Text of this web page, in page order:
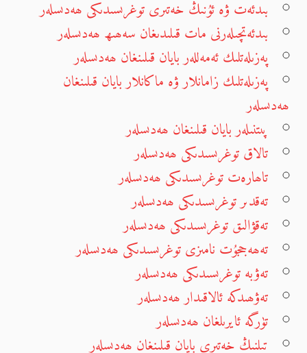
بىدئەت ۋە ئۇنىڭ خەتىرى توغرىسىدىكى ھەدىسلەر
بىدئەتچىلەرنى مات قىلىدىغان سەھىھ ھەدىسلەر
پەزىلەتلىك ئەمەللەر بايان قىلىنغان ھەدىسلەر
پەزىلەتلىك زامانلار ۋە ماكانلار بايان قىلىنغان
ھەدىسلەر
پىتنىلەر بايان قىلىنغان ھەدىسلەر
تالاق توغرىسىدىكى ھەدىسلەر
تاھارەت توغرىسىدىكى ھەدىسلەر
تەقدىر توغرىسىدىكى ھەدىسلەر
تەقۋالىق توغرىسىدىكى ھەدىسلەر
تەھەججۇت نامىزى توغرىسىدىكى ھەدىسلەر
تەۋبە توغرىسىدىكى ھەدىسلەر
تەۋھىدكە ئالاقىدار ھەدىسلەر
تۈرگە ئايرىلغان ھەدىسلەر
تىلنىڭ خەتىرى بايان قىلىنغان ھەدىسلەر